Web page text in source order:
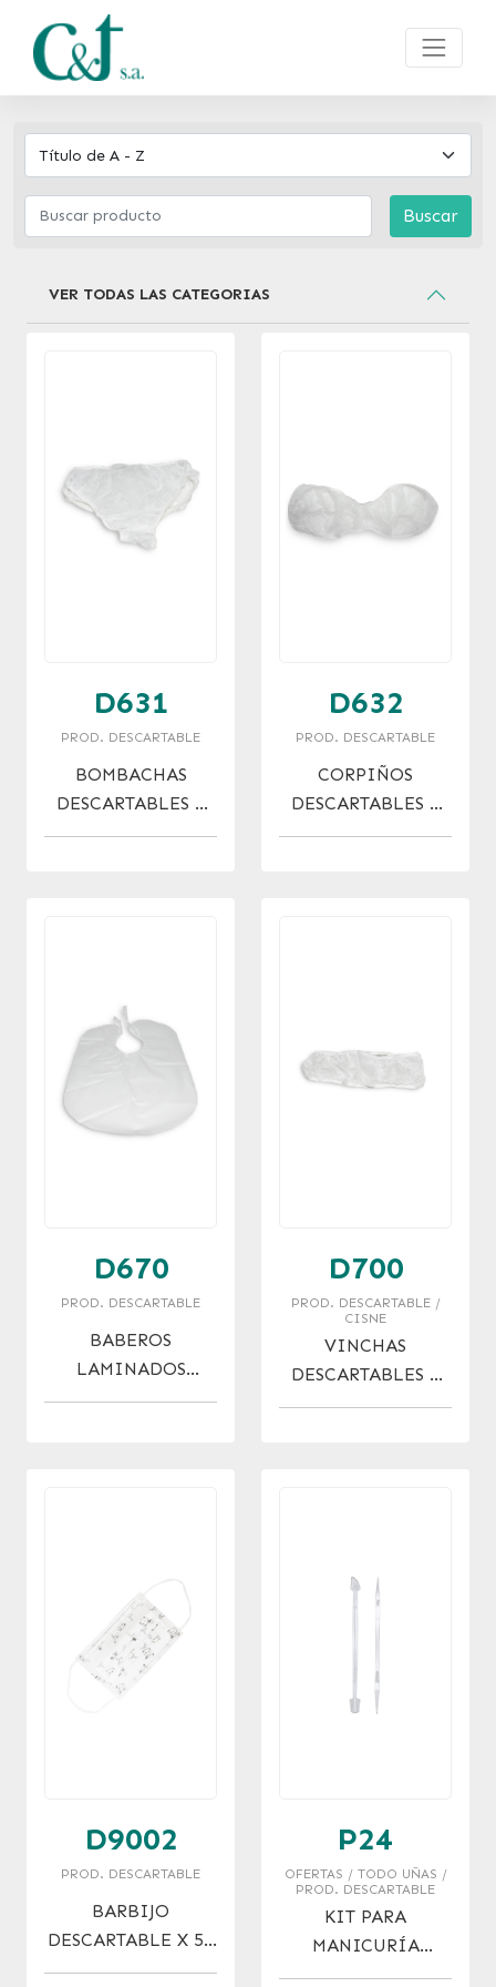
Buscar
VER TODAS LAS CATEGORIAS
D631
PROD. DESCARTABLE
BOMBACHAS
DESCARTABLES X
10 U.
D632
PROD. DESCARTABLE
CORPIÑOS
DESCARTABLES X
10 U.
D670
PROD. DESCARTABLE
BABEROS
LAMINADOS
DESCARTABES X 10
D700
PROD. DESCARTABLE /
CISNE
VINCHAS
DESCARTABLES X
10 UNI.
D9002
PROD. DESCARTABLE
BARBIJO
DESCARTABLE X 50
PARA CHICOS
P24
OFERTAS / TODO UÑAS /
PROD. DESCARTABLE
KIT PARA
MANICURÍA
DESCARTABLE X 2